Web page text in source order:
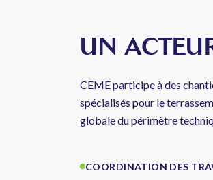
UN
CEME participe à des
spécialisés pour le
globale du périmètre
COORDINATION DES